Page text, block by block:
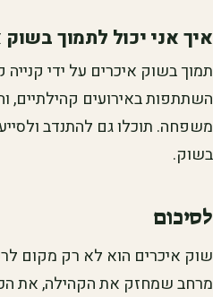
איך אני יכול לתמוך בשוק
תמוך בשוק איכרים על ידי
השתתפות באירועים קהילתיים,
משפחה. תוכלו גם להתנדב ולסייע
בשוק.
לסיכום
שוק איכרים הוא לא רק מקום
מרחב שמחזק את הקהילה, את